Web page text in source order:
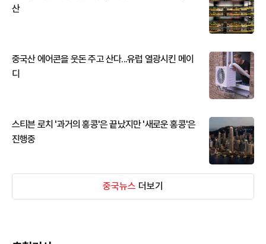
산
중국산 에어콘을 웃돈 주고 산다...유럽 열광시킨 메이
디
스티븐 로치 '과거의 홍콩'은 끝났지만 '새로운 홍콩'은
진행중
중국뉴스 더보기